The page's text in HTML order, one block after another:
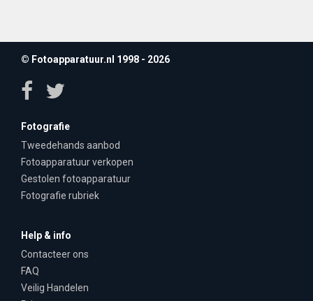
© Fotoapparatuur.nl 1998 - 2026
Fotografie
Tweedehands aanbod
Fotoapparatuur verkopen
Gestolen fotoapparatuur
Fotografie rubriek
Help & info
Contacteer ons
FAQ
Veilig Handelen